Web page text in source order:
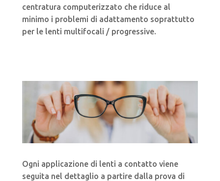
centratura computerizzato che riduce al
minimo i problemi di adattamento soprattutto
per le lenti multifocali / progressive.
Ogni applicazione di lenti a contatto viene
seguita nel dettaglio a partire dalla prova di